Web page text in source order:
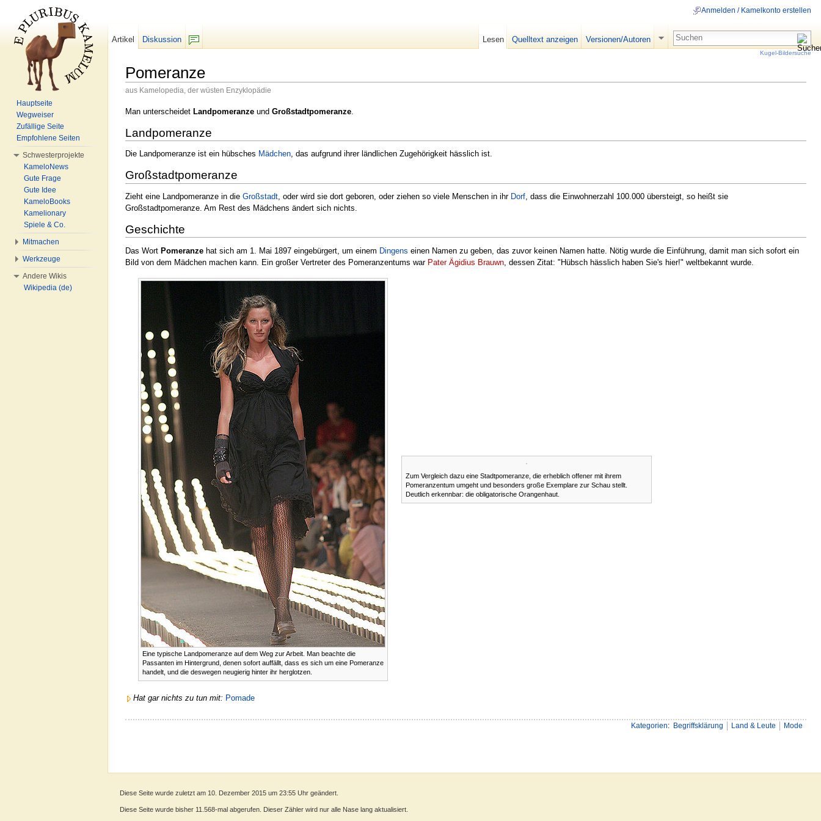
Pomeranze
aus Kamelopedia, der wüsten Enzyklopädie
Man unterscheidet Landpomeranze und Großstadtpomeranze
Landpomeranze
Die Landpomeranze ist ein hübsches Mädchen, das aufgrund ihrer ländlichen Zugehörigkeit hässlich ist.
Großstadtpomeranze
Zieht eine Landpomeranze in die Großstadt, oder wird sie dort geboren, oder ziehen so viele Menschen in ihr Dorf, dass die Einwohnerzahl 100.000 übersteigt, so heißt sie
Großstadtpomeranze. Am Rest des Mädchens ändert sich nichts.
Geschichte
Das Wort Pomeranze hat sich am 1. Mai 1897 eingebürgert, um einem Dingens einen Namen zu geben, das zuvor keinen Namen hatte. Nötig wurde die Einführung, damit man sich sofort ein
Bild von dem Mädchen machen kann. Ein großer Vertreter des Pomeranzentums war Pater Ägidius Brauwn , dessen Zitat: "Hübsch hässlich haben Sie's hier!" weltbekannt wurde.
Eine typische Landpomeranze auf dem Weg zur Arbeit. Man beachte die
Passanten im Hintergrund, denen sofort auffällt, dass es sich um eine Pomeranze
handelt, und die deswegen neugierig hinter ihr herglotzen.
Zum Vergleich dazu eine Stadtpomeranze, die erheblich offener mit ihrem
Pomeranzentum umgeht und besonders große Exemplare zur Schau stellt.
Deutlich erkennbar: die obligatorische Orangenhaut.
Hat gar nichts zu tun mit: Pomade
Kategorien: Begriffsklärung Land & Leute Mode
Anmelden / Kamelkonto erstellen
Artikel
Diskussion
Lesen Quelltext anzeigen Versionen/Autoren
Kugel-Bildersuche
Hauptseite
Wegweiser
Zufällige Seite
Empfohlene Seiten
Schwesterprojekte
KameloNews
Gute Frage
Gute Idee
KameloBooks
Kamelionary
Spiele & Co.
Mitmachen
Werkzeuge
Andere Wikis
Wikipedia (de)
Diese Seite wurde zuletzt am 10. Dezember 2015 um 23:55 Uhr geändert.
Diese Seite wurde bisher 11.568-mal abgerufen. Dieser Zähler wird nur alle Nase lang aktualisiert.